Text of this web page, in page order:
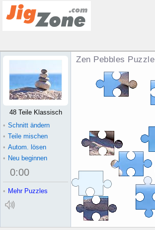
Zen Pebbles Puzzle
48 Teile Klassisch
• Schnitt ändern
• Teile mischen
• Autom. lösen
• Neu beginnen
0:00
• Mehr Puzzles